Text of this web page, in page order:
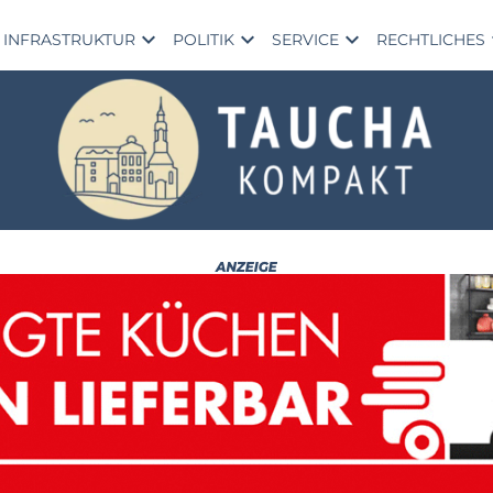
INFRASTRUKTUR expand_more POLITIK expand_more SERVICE expand_more RECHTLICHES